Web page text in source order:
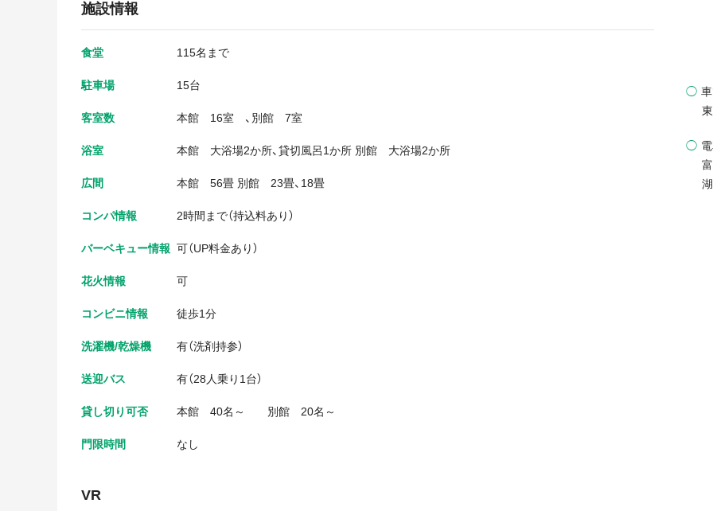
施設情報
食堂 115名まで
駐車場 15台
客室数 本館 16室 、別館 7室
浴室 本館 大浴場2か所、貸切風呂1か所 別館 大浴場2か所
広間 本館 56畳 別館 23畳、18畳
コンパ情報 2時間まで（持込料あり）
バーベキュー情報 可（UP料金あり）
花火情報 可
コンビニ情報 徒歩1分
洗濯機/乾燥機 有（洗剤持参）
送迎バス 有（28人乗り1台）
貸し切り可否 本館 40名～ 別館 20名～
門限時間 なし
◯
◯
VR